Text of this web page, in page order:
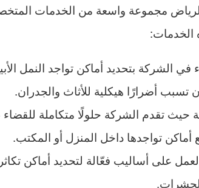
مجموعة واسعة من الخدمات
الخدمات:
في الشركة بتحديد أماكن تواجد النمل
أضرارًا هيكلية للأثاث والجدران.
تقدم الشركة حلولًا متكاملة
تواجدها داخل المنزل أو المكتب.
على أساليب فعّالة لتحديد أماكن